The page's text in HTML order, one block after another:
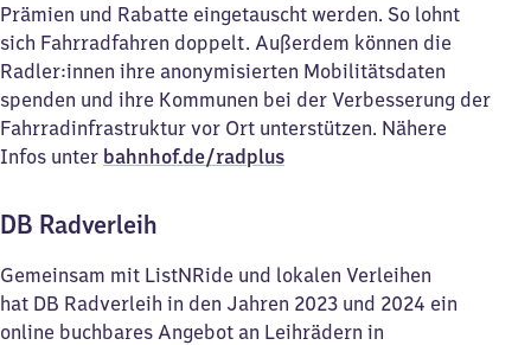
Prämien und Rabatte eingetauscht werden. So lohnt
sich Fahrradfahren doppelt. Außerdem können die
Radler:innen ihre anonymisierten Mobilitätsdaten
spenden und ihre Kommunen bei der Verbesserung der
Fahrradinfrastruktur vor Ort unterstützen. Nähere
Infos unter bahnhof.de/radplus
DB Radverleih
Gemeinsam mit ListNRide und lokalen Verleihen
hat DB Radverleih in den Jahren 2023 und 2024 ein
online buchbares Angebot an Leihrädern in